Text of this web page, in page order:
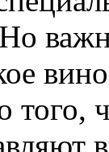
того,